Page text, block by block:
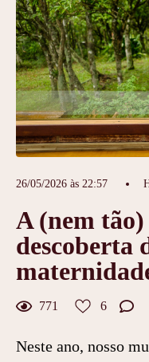
26/05/2026 às 22:57
A (nem tão)
descoberta
771 6
Neste ano, nosso